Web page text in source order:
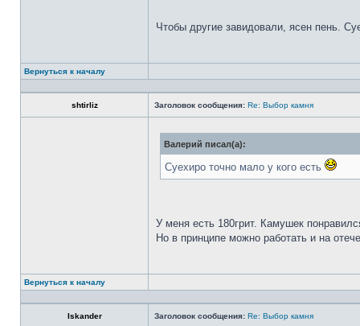
Чтобы другие завидовали, ясен пень.
Вернуться к началу
shtirliz Заголовок сообщения: Re: Выбор камня
Валерий писал(а):
Суехиро точно мало у кого есть
У меня есть 180грит. Камушек
Но в принципе можно работать и на
Вернуться к началу
Iskander Заголовок сообщения: Re: Выбор камня